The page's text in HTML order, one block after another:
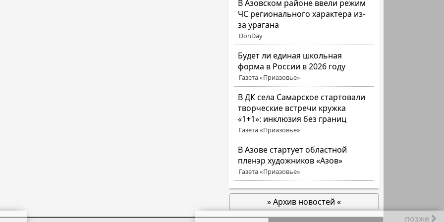
В Азовском районе ввели режим
ЧС регионального характера из-
за урагана
DonDay
Будет ли единая школьная
форма в России в 2026 году
Газета «Приазовье»
В ДК села Самарское стартовали
творческие встречи кружка
«1+1»: инклюзия без границ
Газета «Приазовье»
В Азове стартует областной
пленэр художников «Азов»
Газета «Приазовье»
» Архив новостей «
позже